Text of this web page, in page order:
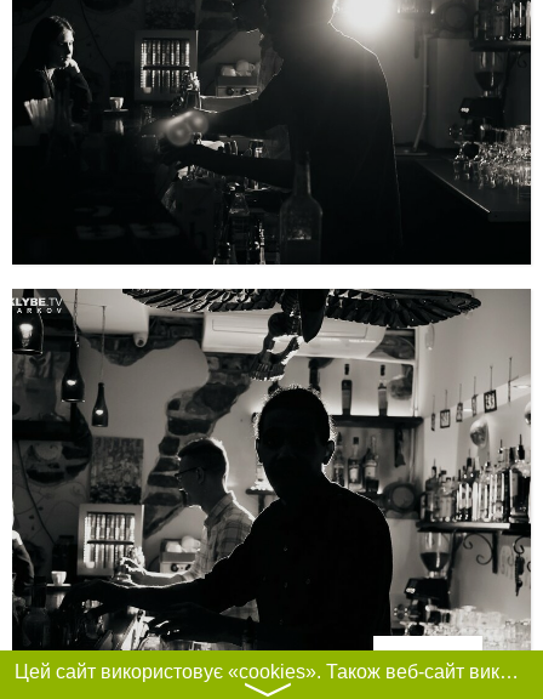
Фільтри
Цей сайт використовує «cookies». Також веб-сайт використовує інтернет-сервіс для збору технічних даних стосовно відвідувачів з метою отримання маркетингової та статистичної інформації. Умови обробки даних відвідувачів сайту див.
〉